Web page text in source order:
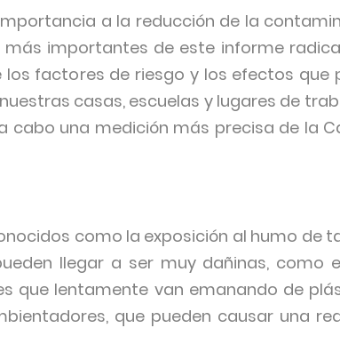
a la reducción de la
más importantes de este informe
factores de riesgo y los efectos que
casas, escuelas y lugares de
cabo una medición más precisa de la
como la exposición al humo de
llegar a ser muy dañinas, como
que lentamente van emanando de
que pueden causar una